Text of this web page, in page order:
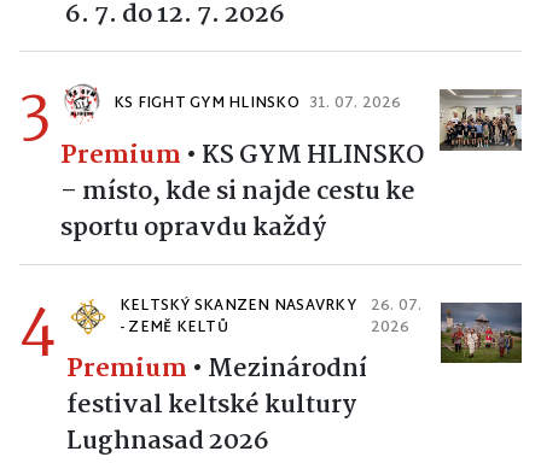
6. 7. do 12. 7. 2026
3 KS FIGHT GYM HLINSKO 31. 07. 2026
Premium • KS GYM HLINSKO
– místo, kde si najde cestu ke
sportu opravdu každý
4
KELTSKÝ SKANZEN NASAVRKY
- ZEMĚ KELTŮ
26. 07.
2026
Premium • Mezinárodní
festival keltské kultury
Lughnasad 2026